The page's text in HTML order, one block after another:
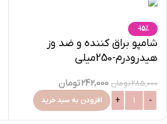
-15%
شامپو براق کننده و ضد وز
هیدرودرم-250میلی
285,000تومان 242,000تومان
افزودن به سبد خرید